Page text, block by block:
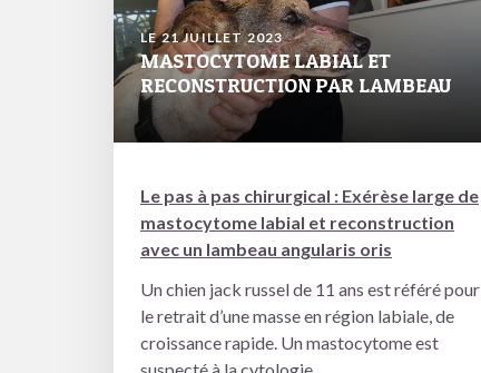
LE 21 JUILLET 2023
MASTOCYTOME LABIAL ET
RECONSTRUCTION PAR LAMBEAU
Le pas à pas chirurgical : Exérèse large de
mastocytome labial et reconstruction
avec un lambeau angularis oris
Un chien jack russel de 11 ans est référé pour
le retrait d’une masse en région labiale, de
croissance rapide. Un mastocytome est
suspecté à la cytologie.